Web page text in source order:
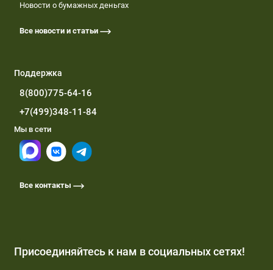
Новости о бумажных деньгах
Все новости и статьи
Поддержка
8(800)775-64-16
+7(499)348-11-84
Мы в сети
Все контакты
Присоединяйтесь к нам в социальных сетях!